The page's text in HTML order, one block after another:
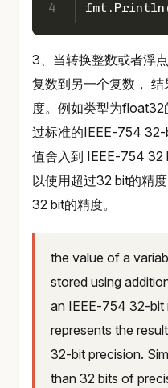
4
3、当转换整数或者浮
复数到另一个复数，
度。例如类型为float32
过标准的IEEE-754
值舍入到 IEEE-754 32
以使用超过32 bit的精
32 bit的精度。
the value of a
stored using
an IEEE-754 32-bit
represents the
32-bit precision.
than 32 bits of